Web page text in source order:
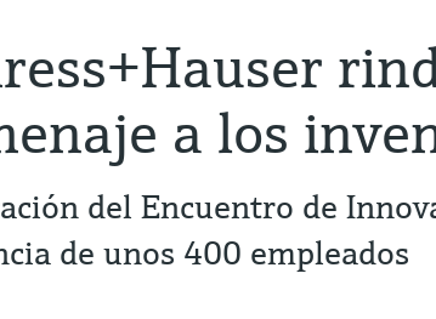
a los
del Encuentro de
de unos 400 empleados